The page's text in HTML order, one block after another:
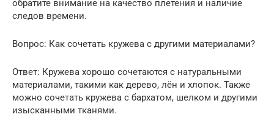
обратите внимание на качество плетения и наличие
следов времени.
Вопрос: Как сочетать кружева с другими материалами?
Ответ: Кружева хорошо сочетаются с натуральными
материалами, такими как дерево, лён и хлопок. Также
можно сочетать кружева с бархатом, шелком и другими
изысканными тканями.